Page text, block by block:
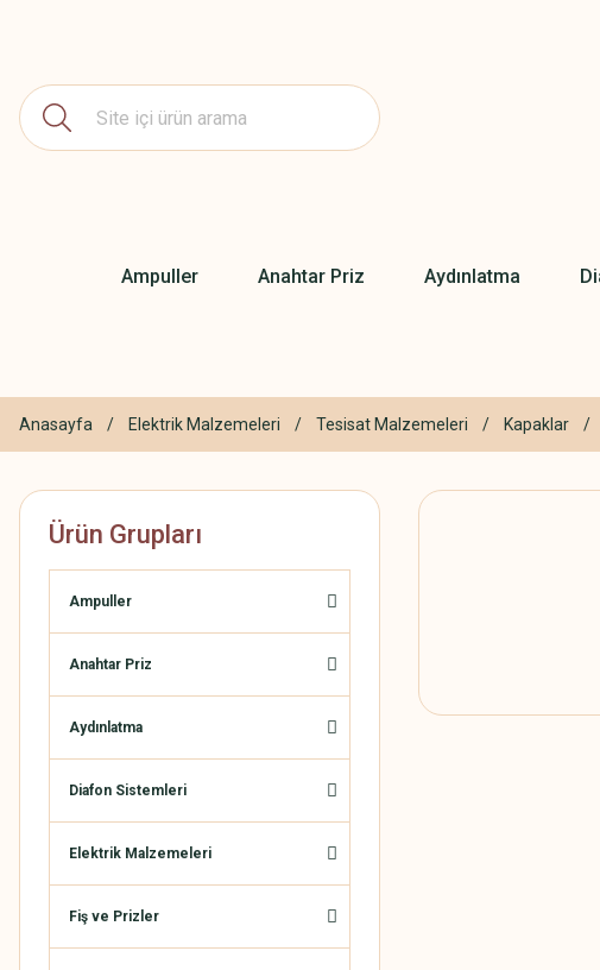
Ampuller Anahtar Priz Aydınlatma
Anasayfa Elektrik Malzemeleri Tesisat Malzemeleri Kapaklar
Ürün Grupları
Ampuller
Anahtar Priz
Aydınlatma
Diafon Sistemleri
Elektrik Malzemeleri
Fiş ve Prizler